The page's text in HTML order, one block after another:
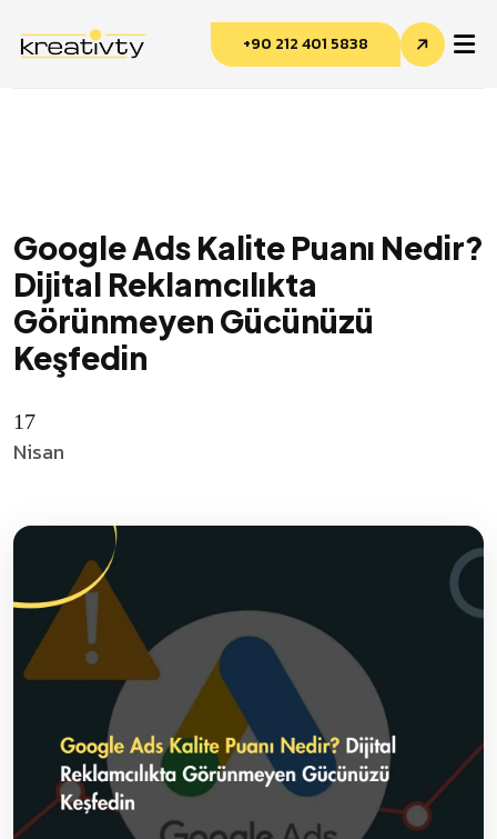
+90 212 401 5838
Google Ads Kalite Puanı Nedir?
Dijital Reklamcılıkta
Görünmeyen Gücünüzü
Keşfedin
17
Nisan
Kreativty Asistan
Çevrimiçi · genelde hemen yanıtlar